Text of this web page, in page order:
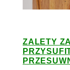
ZALETY